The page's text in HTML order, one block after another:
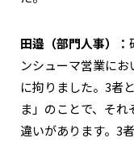
田邉（部門人事）：
ンシューマ営業に
に拘りました。3者
ま」のことで、そ
違いがあります。3